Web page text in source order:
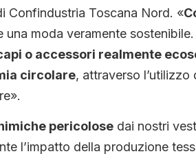
Confindustria Toscana Nord. «
una moda veramente
o accessori realmente
circolare, attraverso l’utilizzo
pericolose dai nostri
l’impatto della produzione